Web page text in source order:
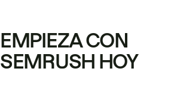
EMPIEZA CON
SEMRUSH HOY